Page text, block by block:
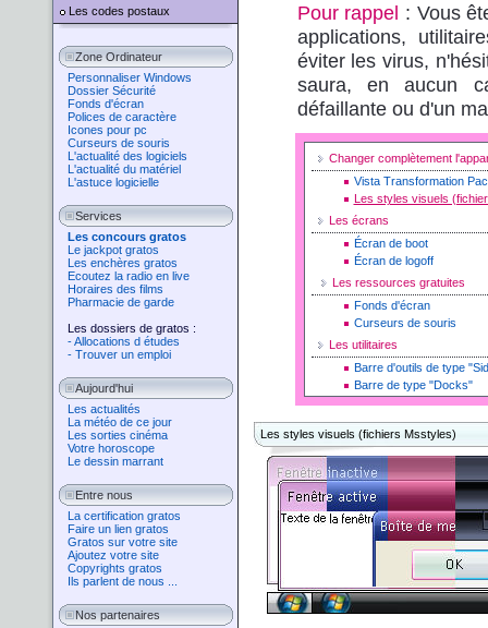
Les codes postaux
Zone Ordinateur
Personnaliser Windows
Dossier Sécurité
Fonds d'écran
Polices de caractère
Icones pour pc
Curseurs de souris
L'actualité des logiciels
L'actualité du matériel
L'astuce logicielle
Services
Les concours gratos
Le jackpot gratos
Les enchères gratos
Ecoutez la radio en live
Horaires des films
Pharmacie de garde
Les dossiers de gratos :
- Allocations d études
- Trouver un emploi
Aujourd'hui
Les actualités
La météo de ce jour
Les sorties cinéma
Votre horoscope
Le dessin marrant
Entre nous
La certification gratos
Faire un lien gratos
Gratos sur votre site
Ajoutez votre site
Copyrights gratos
Ils parlent de nous ...
Nos partenaires
Pour rappel : Vous
applications,
éviter les virus,
saura, en aucun
défaillante ou d'un
Changer complètement
Vista Transformation
Les styles visuels
Les écrans
Écran de boot
Écran de logoff
Les ressources gratuites
Fonds d'écran
Curseurs de souris
Les utilitaires
Barre d'outils de type
Barre de type "Docks"
Les styles visuels (fichiers Msstyles)